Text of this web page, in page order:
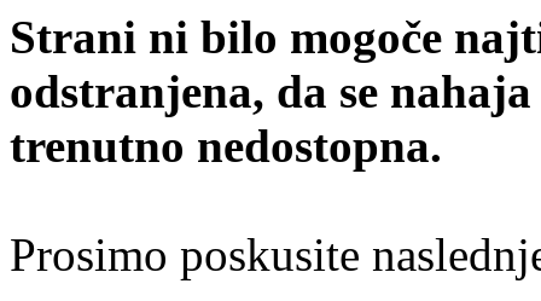
Strani ni bilo mogoče
odstranjena, da se
trenutno nedostopna.
Prosimo poskusite